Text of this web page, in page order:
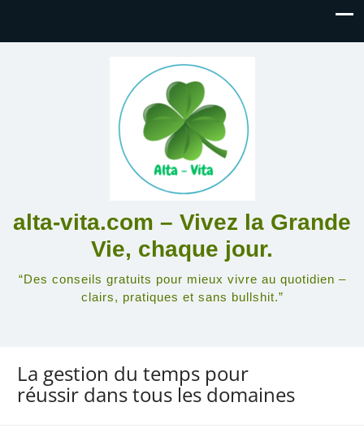
alta-vita.com – Vivez la Grande
Vie, chaque jour.
“Des conseils gratuits pour mieux vivre au quotidien –
clairs, pratiques et sans bullshit.”
La gestion du temps pour
réussir dans tous les domaines